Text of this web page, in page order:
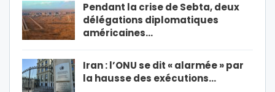
Pendant la crise de Sebta, deux
délégations diplomatiques
américaines…
Iran : l’ONU se dit « alarmée » par
la hausse des exécutions…